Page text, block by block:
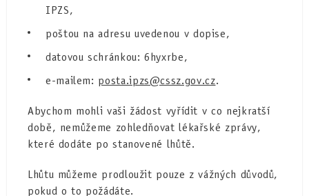
IPZS,
poštou na adresu uvedenou v dopise,
datovou schránkou: 6hyxrbe,
e-mailem: posta.ipzs@cssz.gov.cz.
Abychom mohli vaši žádost vyřídit v co nejkratší
době, nemůžeme zohledňovat lékařské zprávy,
které dodáte po stanovené lhůtě.
Lhůtu můžeme prodloužit pouze z vážných důvodů,
pokud o to požádáte.